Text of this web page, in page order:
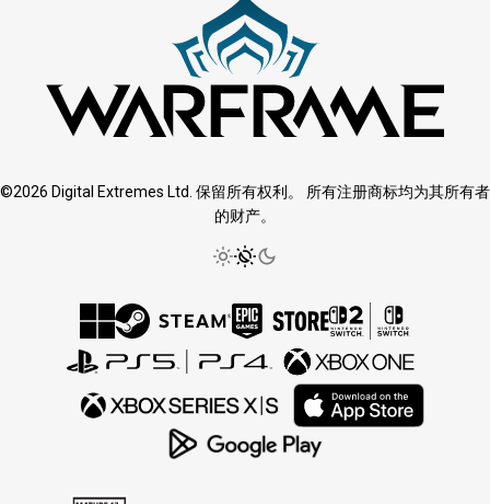
©2026 Digital Extremes Ltd. 保留所有权利。 所有注册商标均为其所有者
的财产。